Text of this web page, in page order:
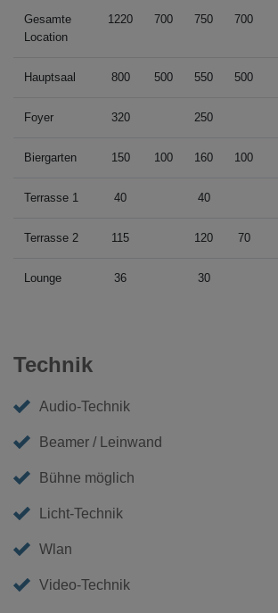
Gesamte
Location
1220 700 750 700
Hauptsaal 800 500 550 500
Foyer 320 250
Biergarten 150 100 160 100
Terrasse 1 40 40
Terrasse 2 115 120 70
Lounge 36 30
Technik
Audio-Technik
Beamer / Leinwand
Bühne möglich
Licht-Technik
Wlan
Video-Technik